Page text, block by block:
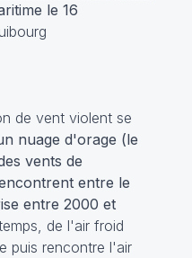
le 16
de vent violent se
nuage d'orage (le
vents de
entre le
entre 2000 et
de l'air froid
puis rencontre l'air